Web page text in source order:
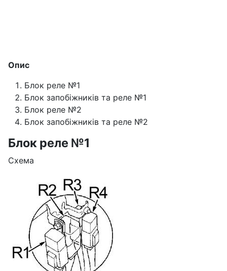
Опис
Блок реле №1
Блок запобіжників та реле №1
Блок реле №2
Блок запобіжників та реле №2
Блок реле №1
Схема